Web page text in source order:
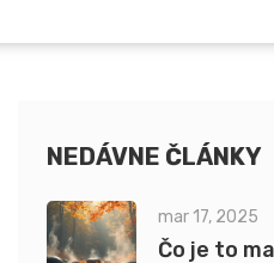
NEDÁVNE ČLÁNKY
mar 17, 2025
Čo je to